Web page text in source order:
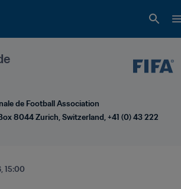
de Football Association
8044 Zurich, Switzerland, +41 (0) 43 222
15:00